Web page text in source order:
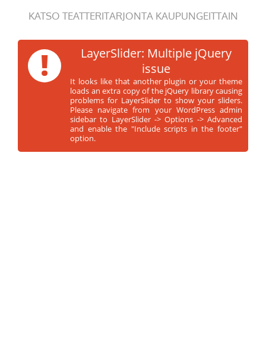
KATSO TEATTERITARJONTA KAUPUNGEITTAIN
!
LayerSlider: Multiple jQuery
issue
It looks like that another plugin or your theme
loads an extra copy of the jQuery library causing
problems for LayerSlider to show your sliders.
Please navigate from your WordPress admin
sidebar to LayerSlider -> Options -> Advanced
and enable the "Include scripts in the footer"
option.